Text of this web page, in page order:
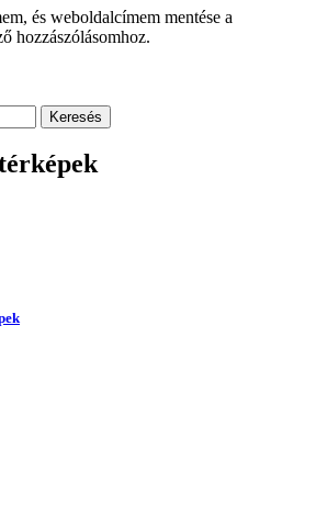
és weboldalcímem mentése a
hozzászólásomhoz.